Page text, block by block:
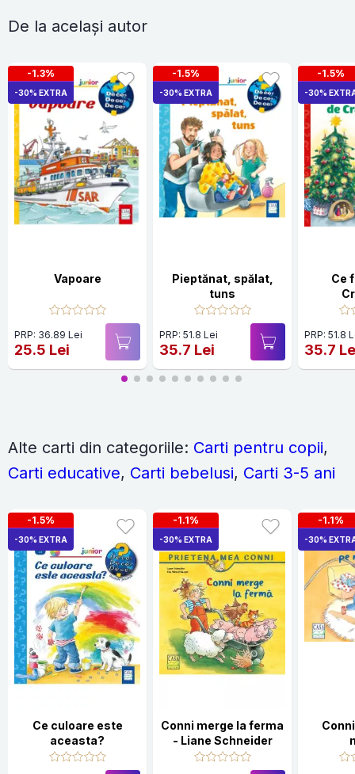
De la același autor
-1.3%
-30% EXTRA
Vapoare
PRP: 36.89 Lei
25.5 Lei
-1.5%
-30% EXTRA
Pieptănat, spălat,
tuns
PRP: 51.8 Lei
35.7 Lei
-1.5%
-30%
Ce
PRP: 51.8
35.7
Alte carti din categoriile: Carti pentru copii,
Carti educative, Carti bebelusi, Carti 3-5 ani
-1.5%
-30% EXTRA
Ce culoare este
aceasta?
-1.1%
-30% EXTRA
Conni merge la ferma
- Liane Schneider
-1.1%
-30%